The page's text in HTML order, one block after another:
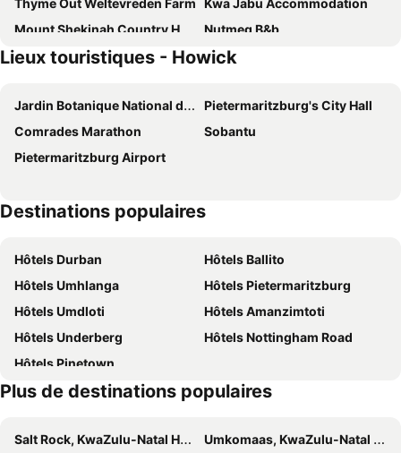
Thyme Out Weltevreden Farm Kwa Jabu Accommodation
Mount Shekinah Country Hotel
Nutmeg B&b
The Hilton Bush Lodge
The Palms Boutique Hotel
Haisley Hotel
The Knoll Historic Guest Farm
Granny Mouse Country House & Spa
Dunranch House
A Garden Suite B&B
Africa's Eden Guesthouse
StayEasy Pietermaritzburg
Thistle Hotel
The Musafer Travel Lodge
Ilawu Inn
Drakensburg Gardens
Bayside Hotel Pietermaritzburg
Kismet
Bosch Hoek Golf & Lodge
Lieux touristiques - Howick
Jardin Botanique National du Kwazulu-Natal
Pietermaritzburg's City Hall
Comrades Marathon
Sobantu
Pietermaritzburg Airport
Destinations populaires
Hôtels Durban
Hôtels Ballito
Hôtels Umhlanga
Hôtels Pietermaritzburg
Hôtels Umdloti
Hôtels Amanzimtoti
Hôtels Underberg
Hôtels Nottingham Road
Hôtels Pinetown
Plus de destinations populaires
Salt Rock, KwaZulu-Natal Hôtels
Umkomaas, KwaZulu-Natal Hôtels